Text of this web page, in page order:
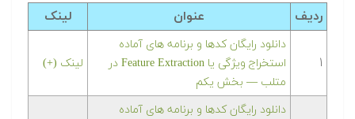
ردیف عنوان لینک
۱
دانلود رایگان کدها و برنامه های آماده
استخراج ویژگی یا Feature Extraction در
متلب‬‬ — بخش یکم
لینک (+)
دانلود رایگان کدها و برنامه های آماده